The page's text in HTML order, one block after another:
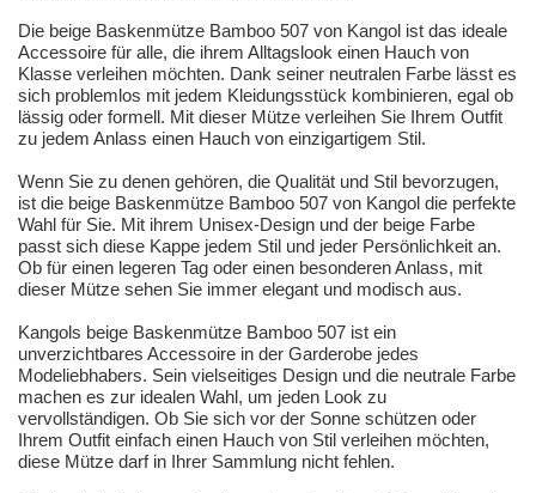
Die beige Baskenmütze Bamboo 507 von Kangol ist das ideale
Accessoire für alle, die ihrem Alltagslook einen Hauch von
Klasse verleihen möchten. Dank seiner neutralen Farbe lässt es
sich problemlos mit jedem Kleidungsstück kombinieren, egal ob
lässig oder formell. Mit dieser Mütze verleihen Sie Ihrem Outfit
zu jedem Anlass einen Hauch von einzigartigem Stil.
Wenn Sie zu denen gehören, die Qualität und Stil bevorzugen,
ist die beige Baskenmütze Bamboo 507 von Kangol die perfekte
Wahl für Sie. Mit ihrem Unisex-Design und der beige Farbe
passt sich diese Kappe jedem Stil und jeder Persönlichkeit an.
Ob für einen legeren Tag oder einen besonderen Anlass, mit
dieser Mütze sehen Sie immer elegant und modisch aus.
Kangols beige Baskenmütze Bamboo 507 ist ein
unverzichtbares Accessoire in der Garderobe jedes
Modeliebhabers. Sein vielseitiges Design und die neutrale Farbe
machen es zur idealen Wahl, um jeden Look zu
vervollständigen. Ob Sie sich vor der Sonne schützen oder
Ihrem Outfit einfach einen Hauch von Stil verleihen möchten,
diese Mütze darf in Ihrer Sammlung nicht fehlen.